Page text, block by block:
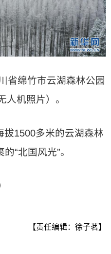
绵竹市云湖森林公园
人机照片）。
拔1500多米的云湖森林
“北国风光”。
【责任编辑：徐子茗】